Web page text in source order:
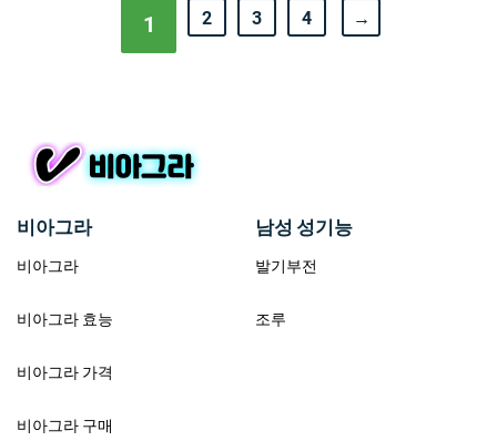
1 2 3 4 →
비아그라
비아그라
비아그라 효능
비아그라 가격
비아그라 구매
남성 성기능
발기부전
조루